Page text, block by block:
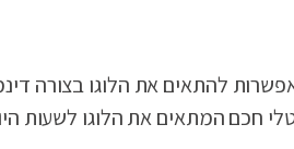
להתאים את הלוגו בצורה